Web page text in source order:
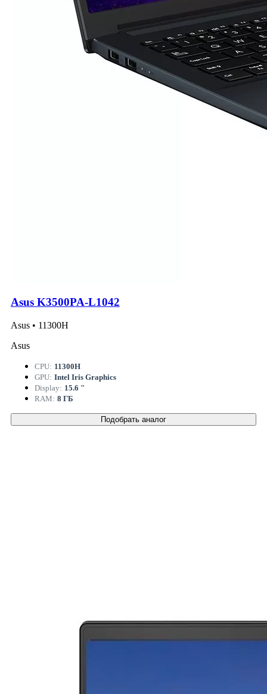
Asus K3500PA-L1042
Asus • 11300H
Asus
CPU: 11300H
GPU: Intel Iris Graphics
Display: 15.6 "
RAM: 8 ГБ
Подобрать аналог